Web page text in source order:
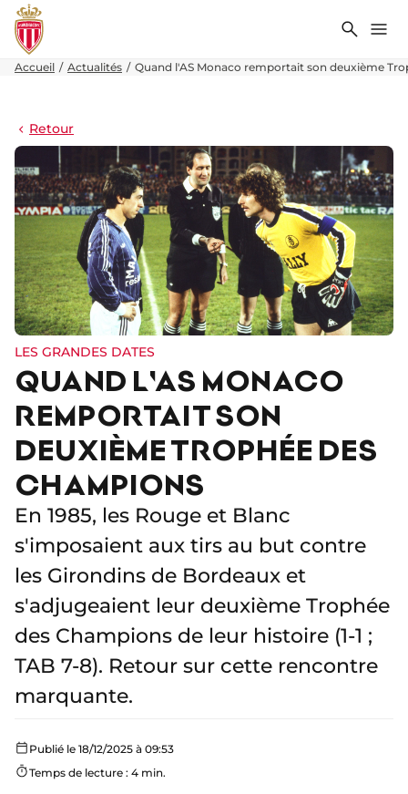
Accueil Actualités Quand l'AS Monaco remportait son deuxième
Retour
LES GRANDES DATES
QUAND L'AS MONACO
REMPORTAIT SON
DEUXIÈME TROPHÉE DES
CHAMPIONS
En 1985, les Rouge et Blanc
s'imposaient aux tirs au but contre
les Girondins de Bordeaux et
s'adjugeaient leur deuxième Trophée
des Champions de leur histoire (1-1 ;
TAB 7-8). Retour sur cette rencontre
marquante.
Publié le 18/12/2025 à 09:53
Temps de lecture : 4 min.